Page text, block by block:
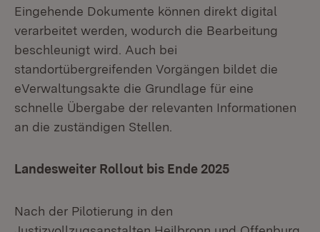
Eingehende Dokumente können direkt digital
verarbeitet werden, wodurch die Bearbeitung
beschleunigt wird. Auch bei
standortübergreifenden Vorgängen bildet die
eVerwaltungsakte die Grundlage für eine
schnelle Übergabe der relevanten Informationen
an die zuständigen Stellen.
Landesweiter Rollout bis Ende 2025
Nach der Pilotierung in den